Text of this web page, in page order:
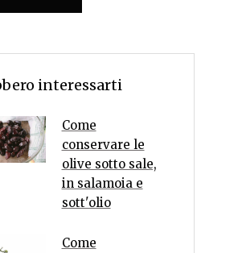
interessarti
Come
conservare le
olive sotto sale,
in salamoia e
sott'olio
Come